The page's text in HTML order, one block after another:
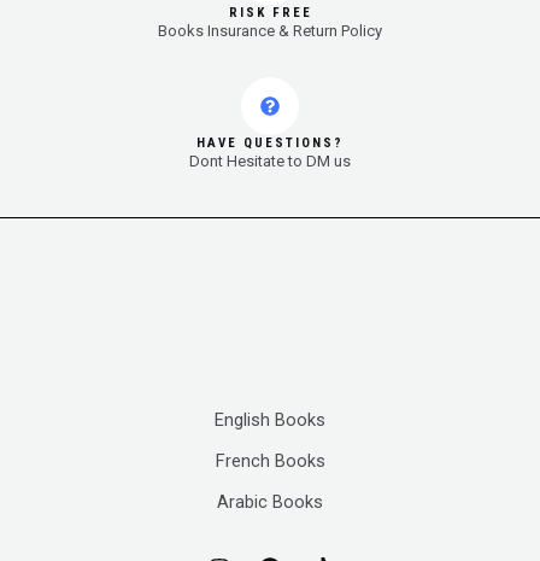
RISK FREE
Books Insurance & Return Policy
HAVE QUESTIONS?
Dont Hesitate to DM us
English Books
French Books
Arabic Books